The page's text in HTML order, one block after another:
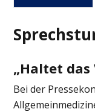
„Haltet
Bei der